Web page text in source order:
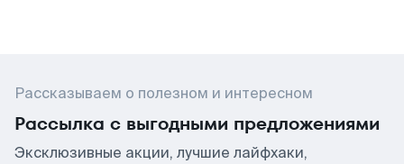
Рассказываем о полезном и интересном
Рассылка с выгодными предложениями
Эксклюзивные акции, лучшие лайфхаки,